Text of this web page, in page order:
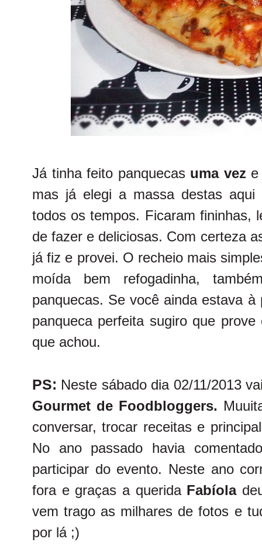
Já tinha feito panquecas uma veze
mas já elegi a massa destas aqui
todos os tempos. Ficaram fininhas,
de fazer e deliciosas. Com certeza
já fiz e provei. O recheio mais
moída bem refogadinha,
panquecas. Se você ainda estava
panqueca perfeita sugiro que
que achou.
PS: Neste sábado dia 02/11/2013
Gourmet de Foodbloggers.
conversar, trocar receitas e
No ano passado havia
participar do evento. Neste ano
fora e graças a querida Fabíola
vem trago as milhares de fotos e
por lá ;)